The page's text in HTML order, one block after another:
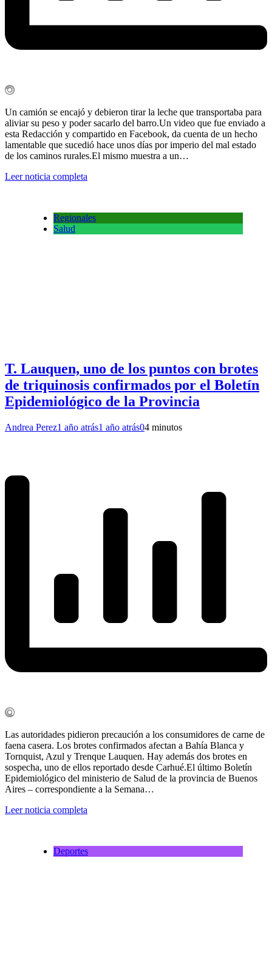
Un camión se encajó y debieron tirar la leche que transportaba para
aliviar su peso y poder sacarlo del barro.Un video que fue enviado a
esta Redacción y compartido en Facebook, da cuenta de un hecho
lamentable que sucedió hace unos días por imperio del mal estado
de los caminos rurales.El mismo muestra a un…
Leer noticia completa
Regionales
Salud
T. Lauquen, uno de los puntos con brotes
de triquinosis confirmados por el Boletín
Epidemiológico de la Provincia
Andrea Perez1 año atrás1 año atrás04 minutos
Las autoridades pidieron precaución a los consumidores de carne de
faena casera. Los brotes confirmados afectan a Bahía Blanca y
Tornquist, Azul y Trenque Lauquen. Hay además dos brotes en
sospecha, uno de ellos reportado desde Carhué.El último Boletín
Epidemiológico del ministerio de Salud de la provincia de Buenos
Aires – correspondiente a la Semana…
Leer noticia completa
Deportes